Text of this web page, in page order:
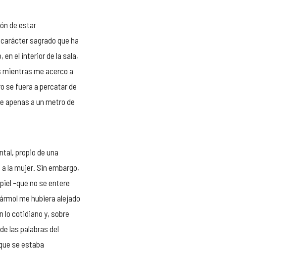
de estar
sagrado que ha
en el interior de la sala,
me acerco a
se fuera a percatar de
apenas a un metro de
propio de una
la mujer. Sin embargo,
-que no se entere
me hubiera alejado
lo cotidiano y, sobre
las palabras del
se estaba